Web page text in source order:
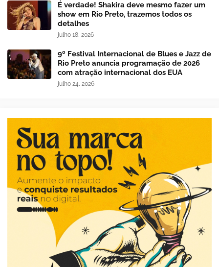
É verdade! Shakira deve mesmo fazer um
show em Rio Preto, trazemos todos os
detalhes
julho 18, 2026
9º Festival Internacional de Blues e Jazz de
Rio Preto anuncia programação de 2026
com atração internacional dos EUA
julho 24, 2026